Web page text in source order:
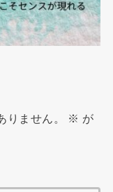
りません。 ※ が